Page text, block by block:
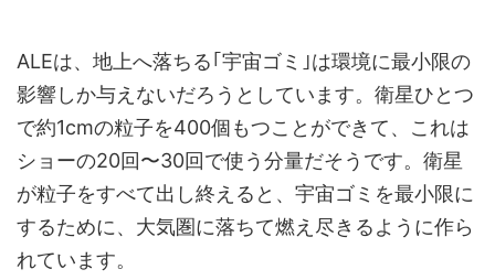
ALEは、地上へ落ちる｢宇宙ゴミ｣は環境に最小限の
影響しか与えないだろうとしています。衛星ひとつ
で約1cmの粒子を400個もつことができて、これは
ショーの20回〜30回で使う分量だそうです。衛星
が粒子をすべて出し終えると、宇宙ゴミを最小限に
するために、大気圏に落ちて燃え尽きるように作ら
れています。